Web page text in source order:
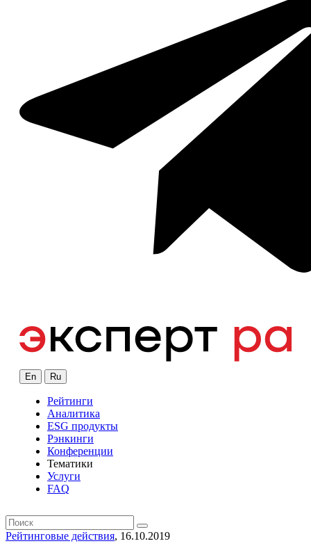
En Ru
Рейтинги
Аналитика
ESG продукты
Рэнкинги
Конференции
Тематики
Услуги
FAQ
Рейтинговые действия, 16.10.2019